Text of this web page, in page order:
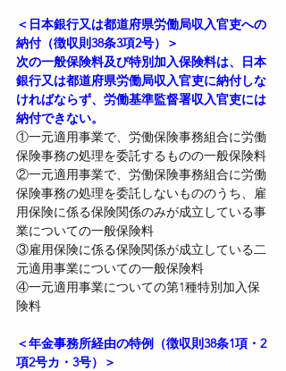
＜日本銀行又は都道府県労働局収入官吏への
納付（徴収則38条3項2号）＞
次の一般保険料及び特別加入保険料は、日本
銀行又は都道府県労働局収入官吏に納付しな
ければならず、労働基準監督署収入官吏には
納付できない。
①一元適用事業で、労働保険事務組合に労働
保険事務の処理を委託するものの一般保険料
②一元適用事業で、労働保険事務組合に労働
保険事務の処理を委託しないもののうち、雇
用保険に係る保険関係のみが成立している事
業についての一般保険料
③雇用保険に係る保険関係が成立している二
元適用事業についての一般保険料
④一元適用事業についての第1種特別加入保
険料
＜年金事務所経由の特例（徴収則38条1項・2
項2号カ・3号）＞